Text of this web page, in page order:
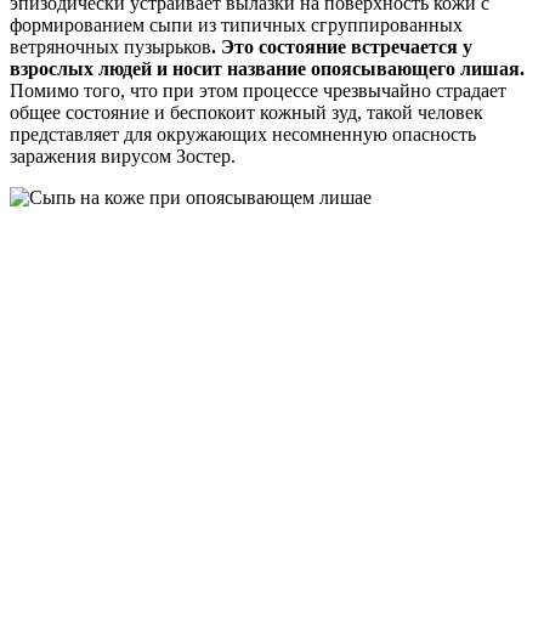
формированием сыпи из типичных сгруппированных
ветряночных пузырьков. Это состояние встречается у
взрослых людей и носит название опоясывающего лишая.
Помимо того, что при этом процессе чрезвычайно страдает
общее состояние и беспокоит кожный зуд, такой человек
представляет для окружающих несомненную опасность
заражения вирусом Зостер.